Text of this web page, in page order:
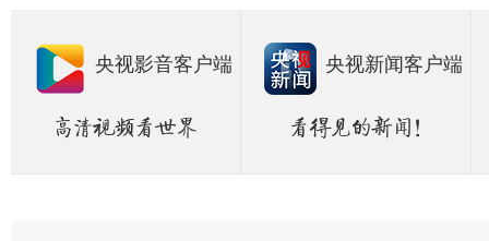
央视影音客户端 央视新闻客户端